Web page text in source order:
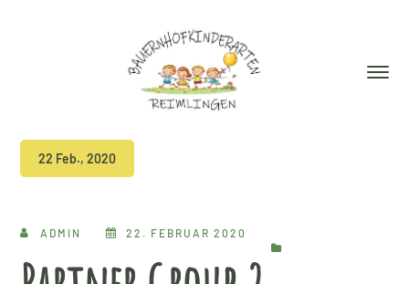
22 Feb., 2020
ADMIN 22. FEBRUAR 2020